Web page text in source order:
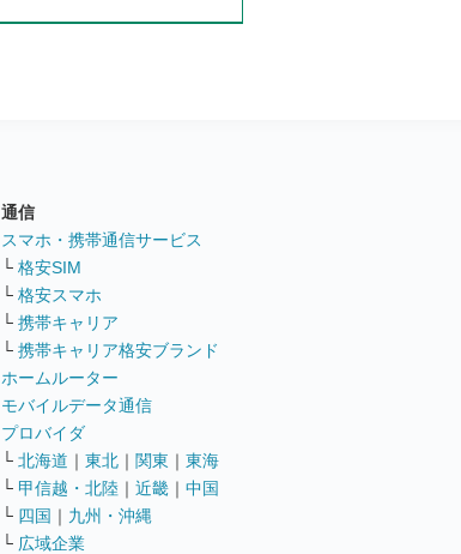
通信
スマホ・携帯通信サービス
└ 格安SIM
└ 格安スマホ
└ 携帯キャリア
└ 携帯キャリア格安ブランド
ホームルーター
モバイルデータ通信
プロバイダ
└ 北海道 ｜ 東北 ｜ 関東 ｜ 東海
└ 甲信越・北陸 ｜ 近畿 ｜ 中国
└ 四国 ｜ 九州・沖縄
└ 広域企業